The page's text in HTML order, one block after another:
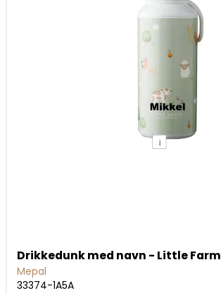
Drikkedunk med navn - Little Farm
Mepal
33374-1A5A